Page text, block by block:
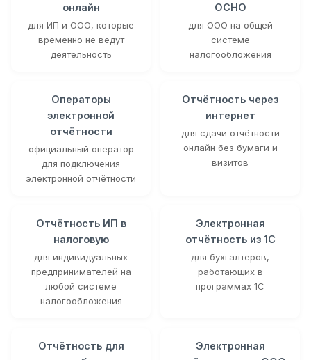
онлайн
для ИП и ООО, которые
временно не ведут
деятельность
ОСНО
для ООО на общей
системе
налогообложения
Операторы
электронной
отчётности
официальный оператор
для подключения
электронной отчётности
Отчётность через
интернет
для сдачи отчётности
онлайн без бумаги и
визитов
Отчётность ИП в
налоговую
для индивидуальных
предпринимателей на
любой системе
налогообложения
Электронная
отчётность из 1С
для бухгалтеров,
работающих в
программах 1С
Отчётность для
Электронная